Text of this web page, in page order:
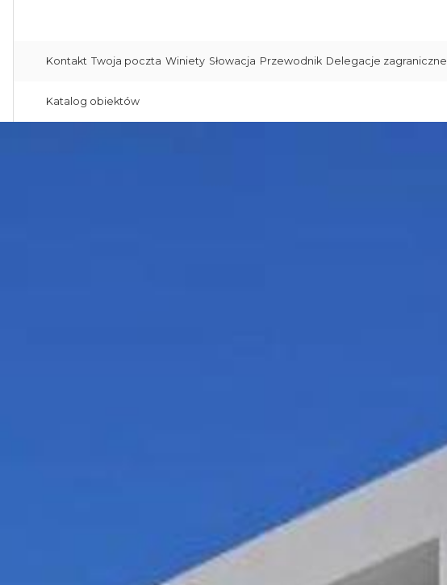
Kontakt Twoja poczta Winiety Słowacja Przewodnik Delegacje zagraniczne
Katalog obiektów